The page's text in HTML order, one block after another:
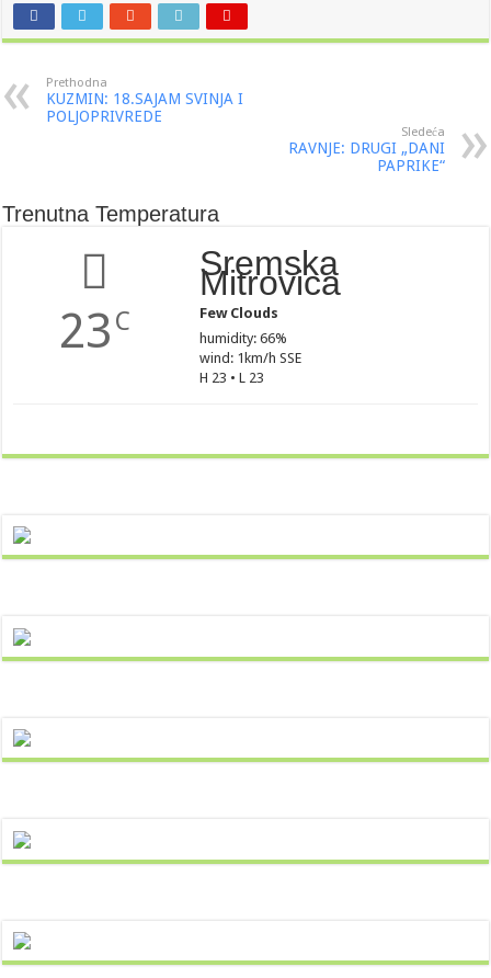
Prethodna
KUZMIN: 18.SAJAM SVINJA I
POLJOPRIVREDE
Sledeća
RAVNJE: DRUGI „DANI
PAPRIKE“
Trenutna Temperatura
23 C
Sremska
Mitrovica
Few Clouds
humidity: 66%
wind: 1km/h SSE
H 23 • L 23